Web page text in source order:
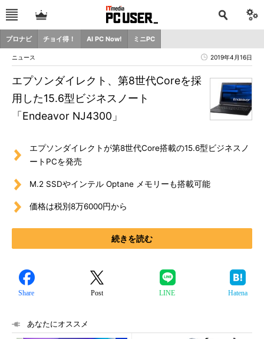
プロナビ チョイ得！ AI PC Now! ミニPC
ニュース 2019年4月16日
エプソンダイレクト、第8世代Coreを採
用した15.6型ビジネスノート
「Endeavor NJ4300」
エプソンダイレクトが第8世代Core搭載の15.6型ビジネスノ
ートPCを発売
M.2 SSDやインテル Optane メモリーも搭載可能
価格は税別8万6000円から
続きを読む
Share Post LINE Hatena
あなたにオススメ